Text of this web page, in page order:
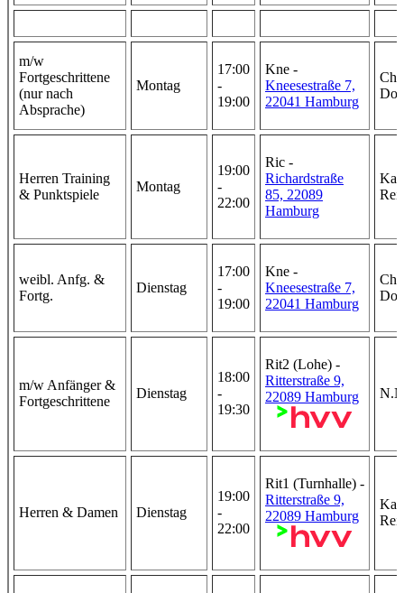
m/w
Fortgeschrittene
(nur nach
Absprache)
Montag
17:00
-
19:00
Kne -
Kneesestraße 7,
22041 Hamburg
Herren Training
& Punktspiele
Montag
19:00
-
22:00
Ric -
Richardstraße
85, 22089
Hamburg
weibl. Anfg. &
Fortg.
Dienstag
17:00
-
19:00
Kne -
Kneesestraße 7,
22041 Hamburg
m/w Anfänger &
Fortgeschrittene
Dienstag
18:00
-
19:30
Rit2 (Lohe) -
Ritterstraße 9,
22089 Hamburg
Herren & Damen Dienstag
19:00
-
22:00
Rit1 (Turnhalle) -
Ritterstraße 9,
22089 Hamburg